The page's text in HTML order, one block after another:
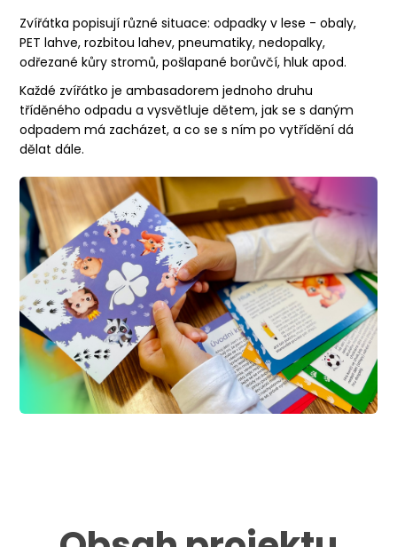
Zvířátka popisují různé situace: odpadky v lese - obaly,
PET lahve, rozbitou lahev, pneumatiky, nedopalky,
odřezané kůry stromů, pošlapané borůvčí, hluk apod.
Každé zvířátko je ambasadorem jednoho druhu
tříděného odpadua vysvětluje dětem, jak se s daným
odpadem má zacházet, a co se s ním po vytřídění dá
dělat dále.